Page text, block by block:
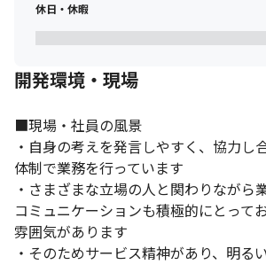
休日・休暇
開発環境・現場
■現場・社員の風景
・自身の考えを発言しやすく、協力し
体制で業務を行っています
・さまざまな立場の人と関わりながら
コミュニケーションも積極的にとって
雰囲気があります
・そのためサービス精神があり、明る